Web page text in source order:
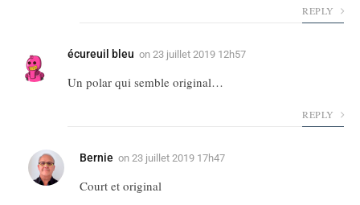
REPLY
écureuil bleu on 23 juillet 2019 12h57
Un polar qui semble original…
REPLY
Bernie on 23 juillet 2019 17h47
Court et original